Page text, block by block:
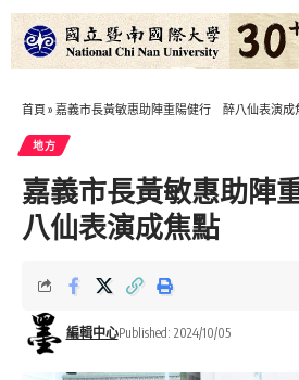
首頁 » 嘉義市長黃敏惠助陣重陽健行 醉八仙表演成
地方
嘉義市長黃敏惠助
八仙表演成焦點
編輯中心Published: 2024/10/05